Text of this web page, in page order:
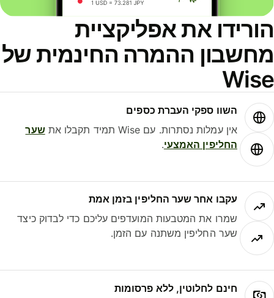
הורידו את אפליקציית
מחשבון ההמרה החינמית של
Wise
השוו ספקי העברת כספים
אין עמלות נסתרות. עם Wise תמיד תקבלו את
שער
החליפין האמצעי.
עקבו אחר שער החליפין בזמן אמת
שמרו את המטבעות המועדפים עליכם כדי לבדוק כיצד
שער החליפין משתנה עם הזמן.
חינם לחלוטין, ללא פרסומות